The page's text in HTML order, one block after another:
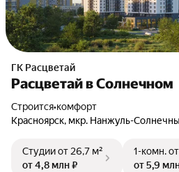
ГК Расцветай
Расцветай в Солнечном
Строится•комфорт
Красноярск, мкр. Нанжуль-
Студииот 26,7 м²
от 4,8 млн ₽
1-комн.
от 5,9